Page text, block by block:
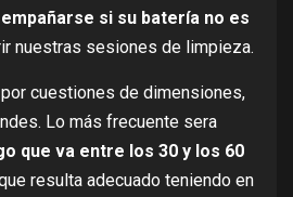
si su batería no es
nuestras sesiones de limpieza.
cuestiones de dimensiones,
Lo más frecuente sera
que va entre los 30 y los 60
resulta adecuado teniendo en